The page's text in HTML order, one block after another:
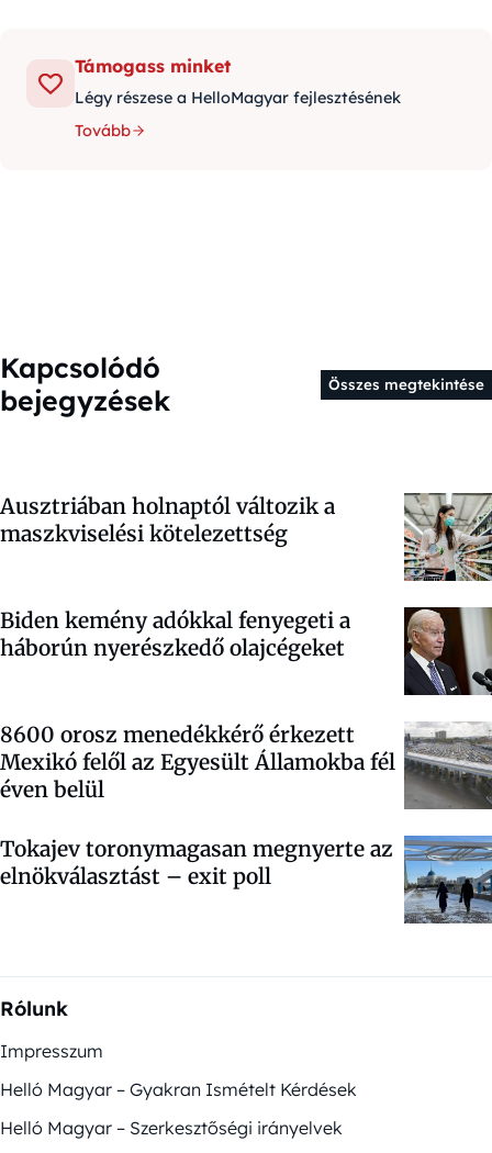
Támogass minket
Légy részese a HelloMagyar fejlesztésének
Tovább
Kapcsolódó
bejegyzések
Összes megtekintése
Ausztriában holnaptól változik a
maszkviselési kötelezettség
Biden kemény adókkal fenyegeti a
háborún nyerészkedő olajcégeket
8600 orosz menedékkérő érkezett
Mexikó felől az Egyesült Államokba fél
éven belül
Tokajev toronymagasan megnyerte az
elnökválasztást – exit poll
Rólunk
Impresszum
Helló Magyar – Gyakran Ismételt Kérdések
Helló Magyar – Szerkesztőségi irányelvek